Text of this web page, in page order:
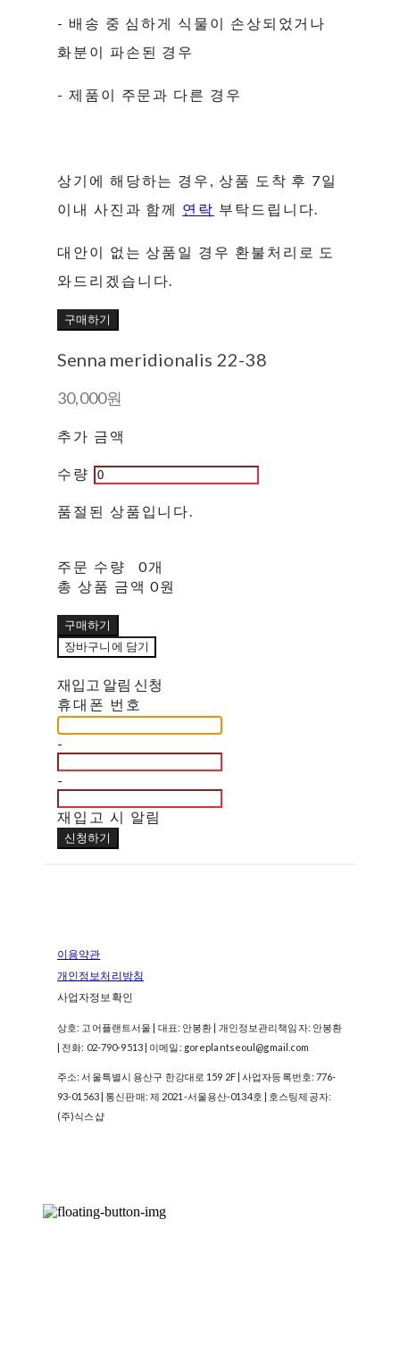
- 배송 중 심하게 식물이 손상되었거나
화분이 파손된 경우
- 제품이 주문과 다른 경우
상기에 해당하는 경우, 상품 도착 후 7일
이내 사진과 함께 연락 부탁드립니다.
대안이 없는 상품일 경우 환불처리로 도
와드리겠습니다.
구매하기
Senna meridionalis 22-38
30,000원
추가 금액
수량
품절된 상품입니다.
주문 수량
0개
총 상품 금액 0원
구매하기
장바구니에 담기
재입고 알림 신청
휴대폰 번호
-
-
재입고 시 알림
신청하기
이용약관
개인정보처리방침
사업자정보확인
상호: 고어플랜트서울 | 대표: 안봉환 | 개인정보관리책임자: 안봉환
| 전화: 02-790-9513 | 이메일: goreplantseoul@gmail.com
주소: 서울특별시 용산구 한강대로 159 2F | 사업자등록번호:776-
93-01563| 통신판매: 제 2021-서울용산-0134호 | 호스팅제공자:
(주)식스샵